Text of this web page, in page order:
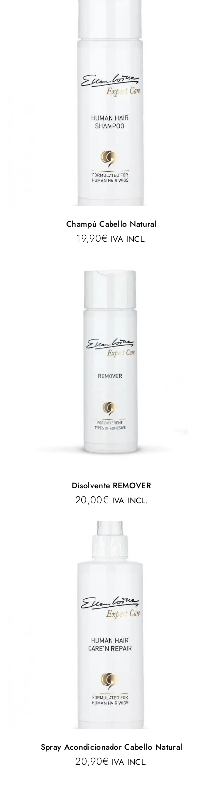
Champú Cabello Natural
19,90€ IVA INCL.
Disolvente REMOVER
20,00€ IVA INCL.
Spray Acondicionador Cabello Natural
20,90€ IVA INCL.